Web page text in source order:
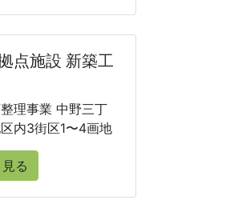
点施設 新築工
理事業 中野三丁
内3街区1〜4画地
る